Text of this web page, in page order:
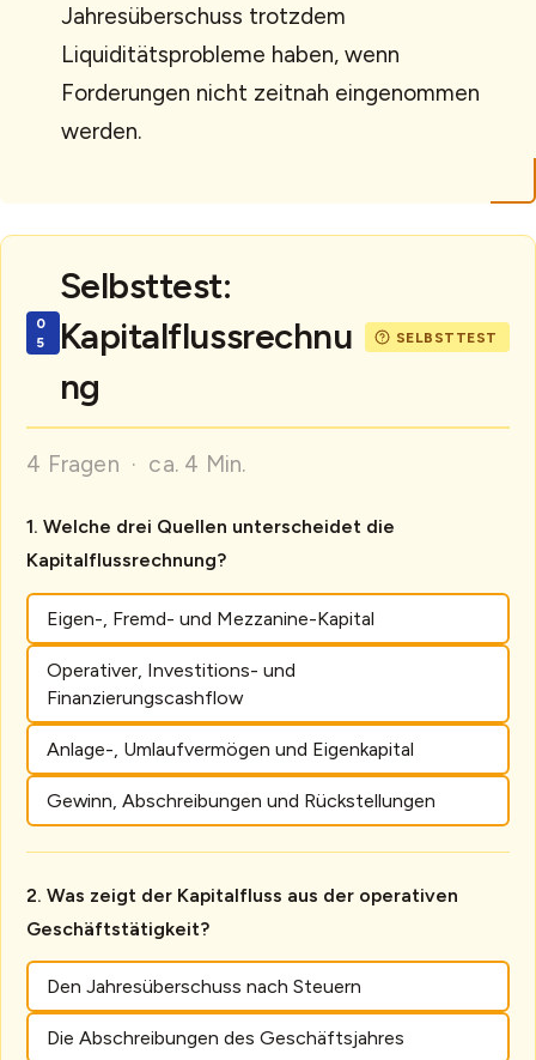
Jahresüberschuss trotzdem
Liquiditätsprobleme haben, wenn
Forderungen nicht zeitnah eingenommen
werden.
Selbsttest:
Kapitalflussrechnu
ng
4 Fragen · ca. 4 Min.
Welche drei Quellen unterscheidet die
Kapitalflussrechnung?
Eigen-, Fremd- und Mezzanine-Kapital
Operativer, Investitions- und
Finanzierungscashflow
Anlage-, Umlaufvermögen und Eigenkapital
Gewinn, Abschreibungen und Rückstellungen
Was zeigt der Kapitalfluss aus der operativen
Geschäftstätigkeit?
Den Jahresüberschuss nach Steuern
Die Abschreibungen des Geschäftsjahres